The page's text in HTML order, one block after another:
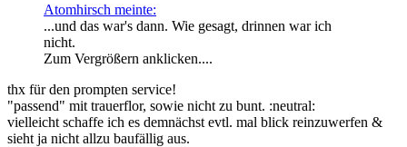
Atomhirsch meinte:
...und das war's dann. Wie gesagt, drinnen war ich
nicht.
Zum Vergrößern anklicken....
thx für den prompten service!
"passend" mit trauerflor, sowie nicht zu bunt. :neutral:
vielleicht schaffe ich es demnächst evtl. mal blick reinzuwerfen &
sieht ja nicht allzu baufällig aus.